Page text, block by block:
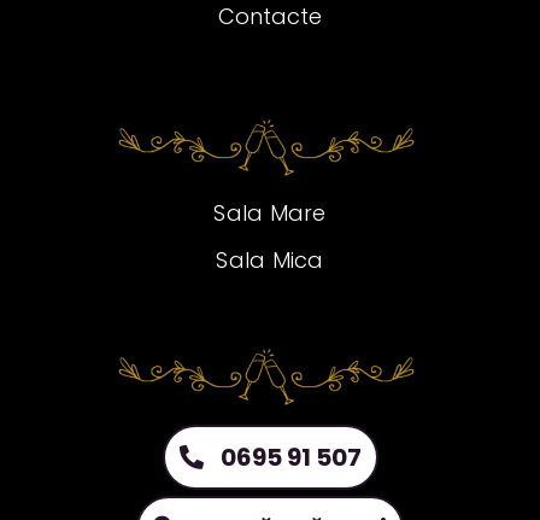
Sala Mare
Sala Mica
Contacte
0695 91 507